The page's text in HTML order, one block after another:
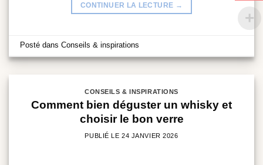
CONTINUER LA LECTURE →
Posté dansConseils & inspirations
CONSEILS & INSPIRATIONS
Comment bien déguster un whisky et
choisir le bon verre
PUBLIÉ LE24 JANVIER 2026